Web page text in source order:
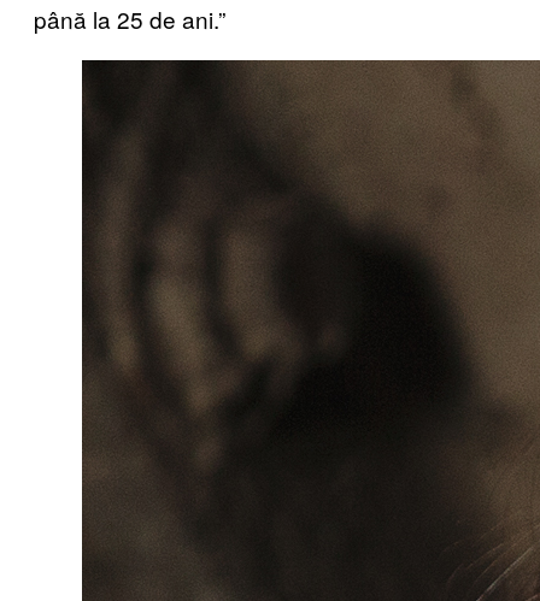
până la 25 de ani.”